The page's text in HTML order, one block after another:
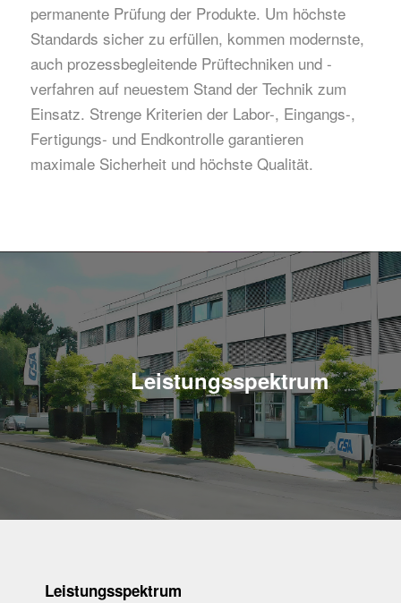
permanente Prüfung der Produkte. Um höchste
Standards sicher zu erfüllen, kommen modernste,
auch prozessbegleitende Prüftechniken und -
verfahren auf neuestem Stand der Technik zum
Einsatz. Strenge Kriterien der Labor-, Eingangs-,
Fertigungs- und Endkontrolle garantieren
maximale Sicherheit und höchste Qualität.
Leistungs­spektrum
Leistungs­spektrum